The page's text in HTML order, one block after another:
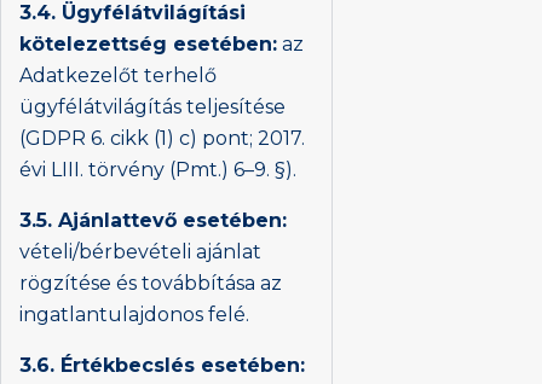
3.4. Ügyfélátvilágítási
kötelezettség esetében: az
Adatkezelőt terhelő
ügyfélátvilágítás teljesítése
(GDPR 6. cikk (1) c) pont; 2017.
évi LIII. törvény (Pmt.) 6–9. §).
3.5. Ajánlattevő esetében:
vételi/bérbevételi ajánlat
rögzítése és továbbítása az
ingatlantulajdonos felé.
3.6. Értékbecslés esetében: